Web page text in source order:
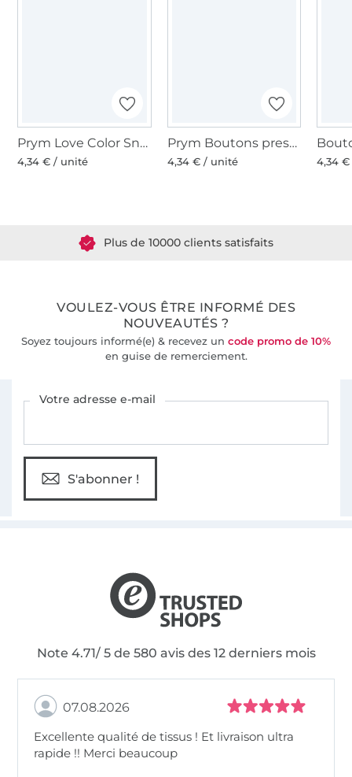
Prym Love Color Snaps Mini Boutons pression, bleu clair
4,34 € / unité
Prym Boutons pression Color Snaps ronds 12,4 mm, doré
4,34 € / unité 4,34
Plus de 10000 clients satisfaits
VOULEZ-VOUS ÊTRE INFORMÉ DES
NOUVEAUTÉS ?
Soyez toujours informé(e) & recevez un code promo de 10%
en guise de remerciement.
Votre adresse e-mail
S'abonner !
Note 4.71/ 5 de 580 avis des 12 derniers mois
07.08.2026
Excellente qualité de tissus ! Et livraison ultra
rapide !! Merci beaucoup